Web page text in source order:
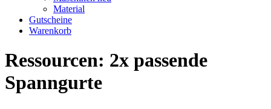
Material
Gutscheine
Warenkorb
Ressourcen: 2x passende
Spanngurte